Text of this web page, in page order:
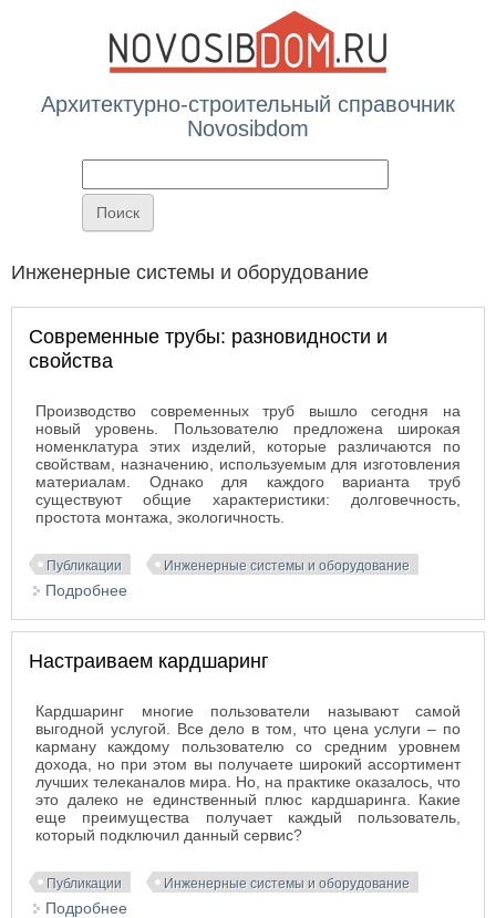
Архитектурно-строительный справочник
Novosibdom
Вы здесь
Инженерные системы и оборудование
Современные трубы: разновидности и
свойства
Производство современных труб вышло сегодня на
новый уровень. Пользователю предложена широкая
номенклатура этих изделий, которые различаются по
свойствам, назначению, используемым для изготовления
материалам. Однако для каждого варианта труб
существуют общие характеристики: долговечность,
простота монтажа, экологичность.
Публикации Инженерные системы и оборудование
Подробнее
Настраиваем кардшаринг
Кардшаринг многие пользователи называют самой
выгодной услугой. Все дело в том, что цена услуги – по
карману каждому пользователю со средним уровнем
дохода, но при этом вы получаете широкий ассортимент
лучших телеканалов мира. Но, на практике оказалось, что
это далеко не единственный плюс кардшаринга. Какие
еще преимущества получает каждый пользователь,
который подключил данный сервис?
Публикации Инженерные системы и оборудование
Подробнее